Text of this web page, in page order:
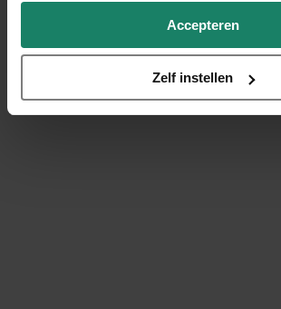
Accepteren
Zelf instellen